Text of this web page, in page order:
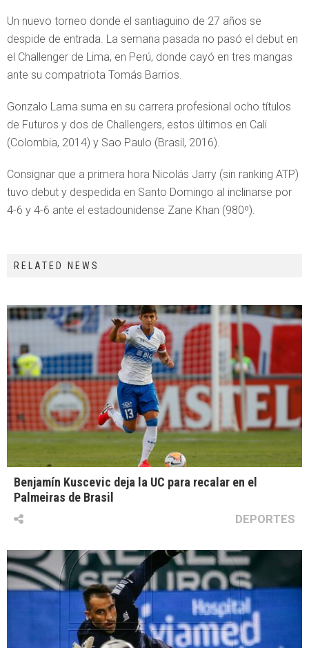
Un nuevo torneo donde el santiaguino de 27 años se
despide de entrada. La semana pasada no pasó el debut en
el Challenger de Lima, en Perú, donde cayó en tres mangas
ante su compatriota Tomás Barrios.
Gonzalo Lama suma en su carrera profesional ocho títulos
de Futuros y dos de Challengers, estos últimos en Cali
(Colombia, 2014) y Sao Paulo (Brasil, 2016).
Consignar que a primera hora Nicolás Jarry (sin ranking ATP)
tuvo debut y despedida en Santo Domingo al inclinarse por
4-6 y 4-6 ante el estadounidense Zane Khan (980º).
RELATED NEWS
Benjamín Kuscevic deja la UC para recalar en el
Palmeiras de Brasil
DEPORTES